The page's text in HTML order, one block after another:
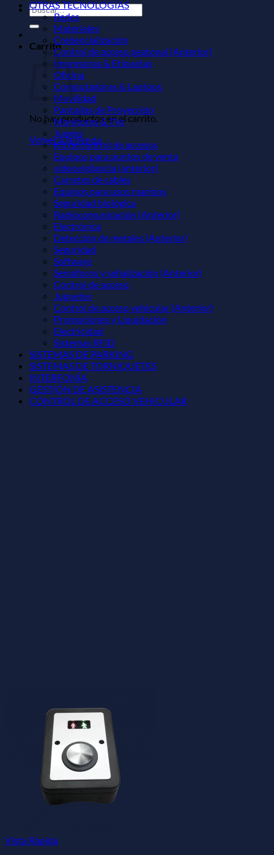
Buscar
por:
Carrito
No hay productos en el carrito.
Volver a la tienda
OTRAS TECNOLOGÍAS
Redes
Materiales
Credencialización
Control de acceso peatonal (Anterior)
Impresoras & Etiquetas
Oficina
Computadoras & Laptops
Movilidad
Pantallas de Proyección
Monitores & TVs
Juegos
Kit de control de accesos
Equipos para puntos de venta
videovigilancia (anterior)
Carretes de cables
Equipos para usos marinos
Seguridad biológica
Radiocomunicación (Anterior)
Electrónica
Detección de metales (Anterior)
Seguridad
Software
Semáforos y señalización (Anterior)
Control de acceso
Juguetes
Control de acceso vehicular (Anterior)
Promociones y Liquidación
Electricidad
Sistemas RFID
SISTEMAS DE PARKING
SISTEMAS DE TORNIQUETES
INTERFONÍA
GESTIÓN DE ASISTENCIA
CONTROL DE ACCESO VEHICULAR
Vista Rápida